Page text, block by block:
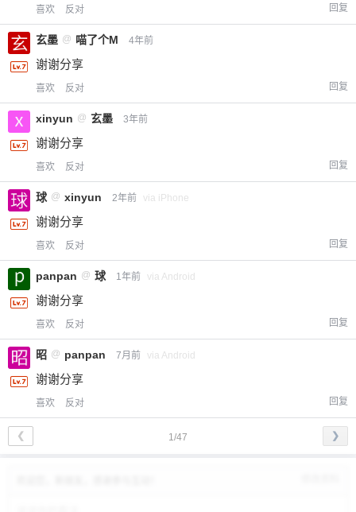
喜欢 反对 回复
玄墨 @ 喵了个M 4年前
谢谢分享
喜欢 反对 回复
xinyun @ 玄墨 3年前
谢谢分享
喜欢 反对 回复
球 @ xinyun 2年前 via iPhone
谢谢分享
喜欢 反对 回复
panpan @ 球 1年前 via Android
谢谢分享
喜欢 反对 回复
昭 @ panpan 7月前 via Android
谢谢分享
喜欢 反对 回复
1/47
❮ ❯